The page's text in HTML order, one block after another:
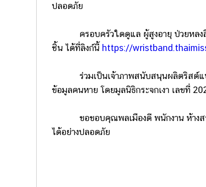
ปลอดภัย
ครอบครัวใดดูแล ผู้สูงอายุ ป่วยหลงลืม
ชิ้น ได้ที่ลิงก์นี้ https://
ร่วมเป็นเจ้าภาพสนับสนุนผลิตริสต์แบน
ข้อมูลคนหาย โดยมูลนิธิกระจกเงา เลขที่
ขอขอบคุณพลเมืองดี พนักงาน ห้างสร
ได้อย่างปลอดภัย